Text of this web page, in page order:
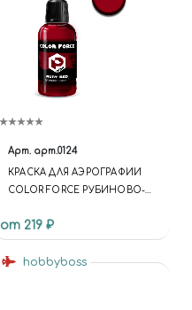
Арт. арт.0124
КРАСКА ДЛЯ АЭРОГРАФИИ
COLOR FORCE РУБИНОВО-
от 219 ₽
hobbyboss